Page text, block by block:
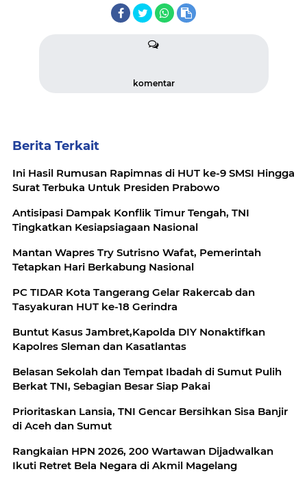
komentar
Berita Terkait
Ini Hasil Rumusan Rapimnas di HUT ke-9 SMSI Hingga
Surat Terbuka Untuk Presiden Prabowo
Antisipasi Dampak Konflik Timur Tengah, TNI
Tingkatkan Kesiapsiagaan Nasional
Mantan Wapres Try Sutrisno Wafat, Pemerintah
Tetapkan Hari Berkabung Nasional
PC TIDAR Kota Tangerang Gelar Rakercab dan
Tasyakuran HUT ke-18 Gerindra
Buntut Kasus Jambret,Kapolda DIY Nonaktifkan
Kapolres Sleman dan Kasatlantas
Belasan Sekolah dan Tempat Ibadah di Sumut Pulih
Berkat TNI, Sebagian Besar Siap Pakai
Prioritaskan Lansia, TNI Gencar Bersihkan Sisa Banjir
di Aceh dan Sumut
Rangkaian HPN 2026, 200 Wartawan Dijadwalkan
Ikuti Retret Bela Negara di Akmil Magelang